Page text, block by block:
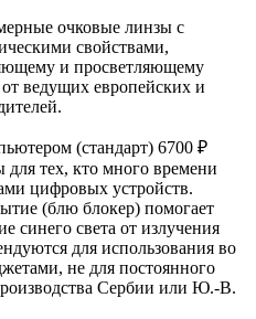
очковые линзы с
свойствами,
и просветляющему
ведущих европейских и
(стандарт) 6700 ₽
тех, кто много времени
цифровых устройств.
(блю блокер) помогает
синего света от излучения
для использования во
не для постоянного
Сербии или Ю.-В.